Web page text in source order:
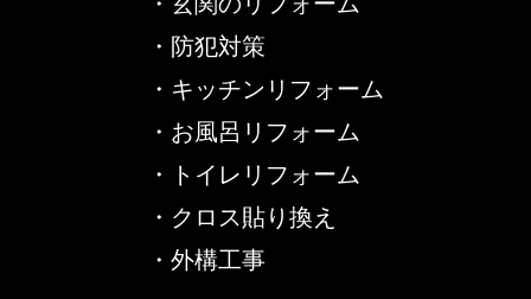
・ 防犯対策
・ キッチンリフォーム
・ お風呂リフォーム
・
トイレリフォーム
・ クロス貼り換え
・ 外構工事